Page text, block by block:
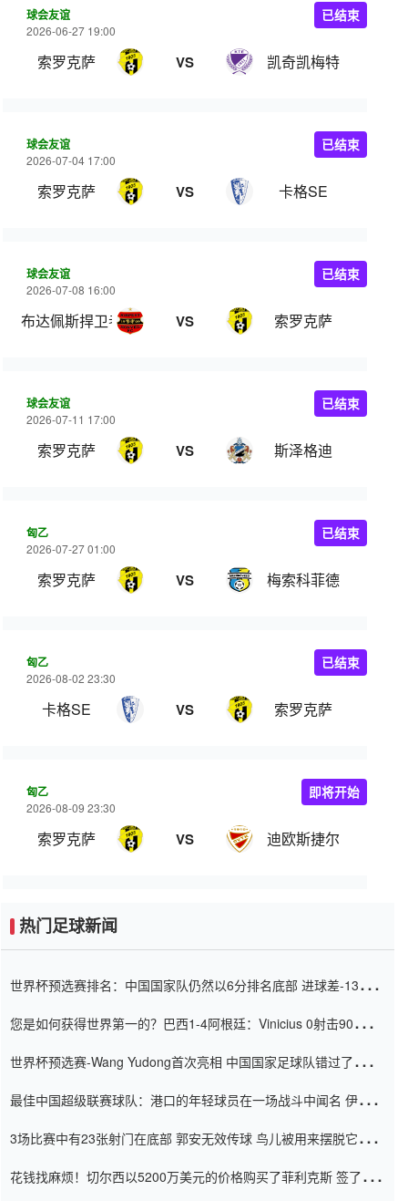
球会友谊
2026-06-27 19:00
索罗克萨 VS 凯奇凯梅特
已结束
球会友谊
2026-07-04 17:00
索罗克萨 VS 卡格SE
已结束
球会友谊
2026-07-08 16:00
布达佩斯捍卫者 VS 索罗克萨
已结束
球会友谊
2026-07-11 17:00
索罗克萨 VS 斯泽格迪
已结束
匈乙
2026-07-27 01:00
索罗克萨 VS 梅索科菲德
已结束
匈乙
2026-08-02 23:30
卡格SE VS 索罗克萨
已结束
匈乙
2026-08-09 23:30
索罗克萨 VS 迪欧斯捷尔
即将开始
热门足球新闻
世界杯预选赛排名：中国国家队仍然以6分排名底部 进球差-13令人
您是如何获得世界第一的？巴西1-4阿根廷：Vinicius 0射击90分钟
世界杯预选赛-Wang Yudong首次亮相 中国国家足球队错过了世界
最佳中国超级联赛球队：港口的年轻球员在一场战斗中闻名 伊万放
3场比赛中有23张射门在底部 郭安无效传球 鸟儿被用来摆脱它
花钱找麻烦！切尔西以5200万美元的价格购买了菲利克斯 签了7年